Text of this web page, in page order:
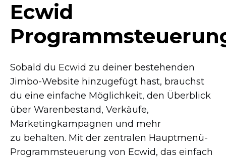
Ecwid
Sobald du Ecwid zu deiner bestehenden
Jimbo-Website hinzugefügt hast, brauchst
du eine einfache Möglichkeit, den Überblick
über Warenbestand, Verkäufe,
Marketingkampagnen und mehr
zu behalten. Mit der zentralen Hauptmenü-
Programmsteuerung von Ecwid, das einfach